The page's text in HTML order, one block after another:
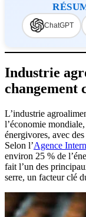
ChatGPT
Industrie
changement
L’industrie
l’économie
énergivores, avec
Selon l’Agence
environ 25 % de
fait l’un des
serre, un facteur clé